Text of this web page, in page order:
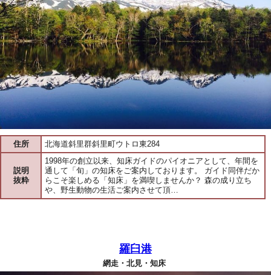
住所 北海道斜里群斜里町ウトロ東284
説明
抜粋
1998年の創立以来、知床ガイドのパイオニアとして、年間を
通して「旬」の知床をご案内しております。 ガイド同伴だか
らこそ楽しめる「知床」を満喫しませんか？ 森の成り立ち
や、野生動物の生活ご案内させて頂…
羅臼港
網走・北見・知床